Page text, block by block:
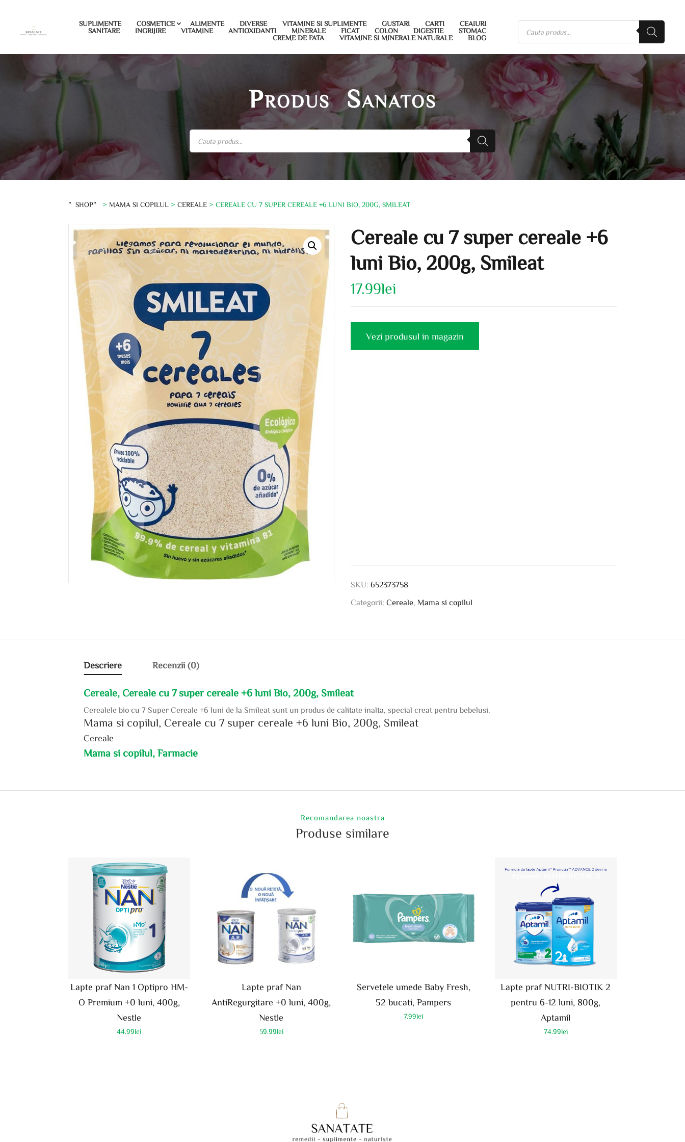
SUPLIMENTE COSMETICE ALIMENTE DIVERSE VITAMINE SI SUPLIMENTE GUSTARI CARTI
CEAIURI
SANITARE
INGRIJIRE VITAMINE ANTIOXIDANTI MINERALE FICAT COLON DIGESTIE
STOMAC
CREME DE FATA
VITAMINE SI MINERALE NATURALE BLOG
Produs Sanatos
”SHOP” > MAMA SI COPILUL >CEREALE > CEREALE CU 7 SUPER CEREALE +6 LUNI BIO, 200G, SMILEAT
Cereale cu 7 super cereale +6
luni Bio, 200g, Smileat
17.99lei
Vezi produsul in magazin
SKU:652373758
Categorii:Cereale Mama si copilul
Descriere Recenzii (0)
Cereale, Cereale cu 7 super cereale +6 luni Bio, 200g, Smileat
Cerealele bio cu 7 Super Cereale +6 luni de la Smileat sunt un produs de calitate inalta, special creat pentru bebelusi.
Mama si copilul, Cereale cu 7 super cereale +6 luni Bio, 200g, Smileat
Cereale
Mama si copilul, Farmacie
Recomandarea noastra
Produse similare
Lapte praf Nan 1 Optipro HM-
O Premium +0 luni, 400g,
Nestle
44.99lei
Lapte praf Nan
AntiRegurgitare +0 luni, 400g,
Nestle
59.99lei
Servetele umede Baby Fresh,
52 bucati, Pampers
7.99lei
Lapte praf NUTRI-BIOTIK 2
pentru 6-12 luni, 800g,
Aptamil
74.99lei